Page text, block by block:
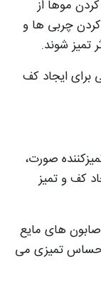
موها از
چربی ها و
تمیز شوند.
برای ایجاد کف
صورت،
کف و تمیز
های مایع
احساس تمیزی می